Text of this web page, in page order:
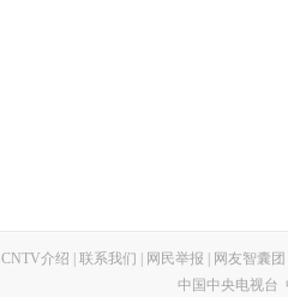
CNTV介绍 联系我们 网民举报 网友智囊团
中国中央电视台